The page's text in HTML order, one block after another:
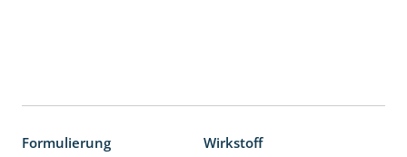
Formulierung Wirkstoff